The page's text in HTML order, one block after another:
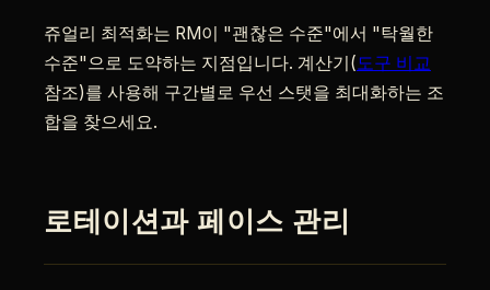
쥬얼리 최적화는 RM이 "괜찮은 수준"에서 "탁월한
수준"으로 도약하는 지점입니다. 계산기(도구 비교
참조)를 사용해 구간별로 우선 스탯을 최대화하는 조
합을 찾으세요.
로테이션과 페이스 관리